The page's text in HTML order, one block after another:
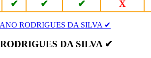
✔ ✔ ✔ X
DA SILVA ✔